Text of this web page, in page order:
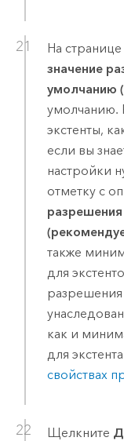
На
значение
умолчанию
умолчанию.
экстенты,
если вы
настройки
отметку с
также
для
разрешения
как и
для
свойствах
Щелкните